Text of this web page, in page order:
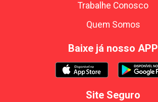
Trabalhe Conosco
Quem Somos
Baixe já nosso APP
Site Seguro